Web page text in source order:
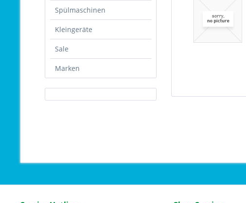
Spülmaschinen
Kleingeräte
Sale
Marken